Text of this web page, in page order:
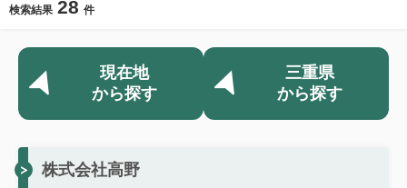
検索結果 28 件
現在地
から探す
三重県
から探す
株式会社高野